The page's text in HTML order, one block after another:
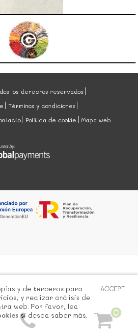
0
los derechos reservados
Términos y condiciones
Política de cookie Mapa web
ACCEPT
y de terceros para
y realizar análisis de
web. Por favor, lea
si desea saber más.